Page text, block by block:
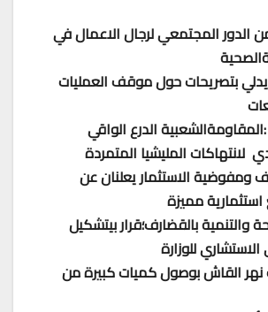
الدور المجتمعي لرجال الاعمال في
يدلي بتصريحات حول موقف العمليات
الدرع الواقي
لانتهاكات المليشيا المتمردة
ومفوضية الاستثمار يعلنان عن
مميزة
والتنمية بالقضارف؛قرار بيتشكيل
للوزارة
نهر القاش بوصول كميات كبيرة من